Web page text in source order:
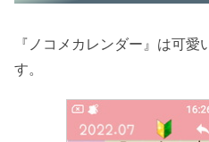
『ノコメカレンダー』は可
す。